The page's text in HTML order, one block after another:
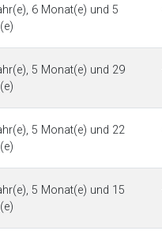
6 Monat(e) und 5
5 Monat(e) und 29
5 Monat(e) und 22
5 Monat(e) und 15